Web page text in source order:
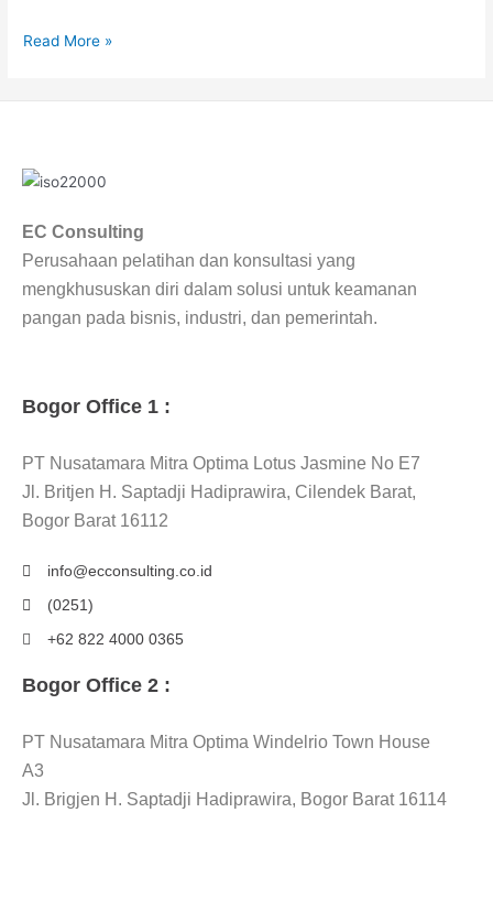
Read More »
EC Consulting
Perusahaan pelatihan dan konsultasi yang
mengkhususkan diri dalam solusi untuk keamanan
pangan pada bisnis, industri, dan pemerintah.
Bogor Office 1 :
PT Nusatamara Mitra Optima Lotus Jasmine No E7
Jl. Britjen H. Saptadji Hadiprawira, Cilendek Barat,
Bogor Barat 16112
info@ecconsulting.co.id
(0251)
+62 822 4000 0365
Bogor Office 2 :
PT Nusatamara Mitra Optima Windelrio Town House
A3
Jl. Brigjen H. Saptadji Hadiprawira, Bogor Barat 16114